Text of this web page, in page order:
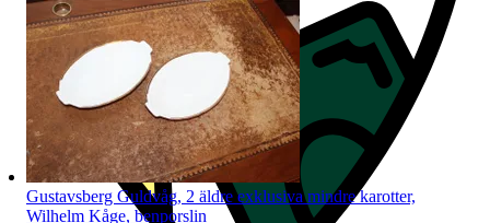
Gustavsberg Guldvåg, 2 äldre exklusiva mindre karotter,
Wilhelm Kåge, benporslin